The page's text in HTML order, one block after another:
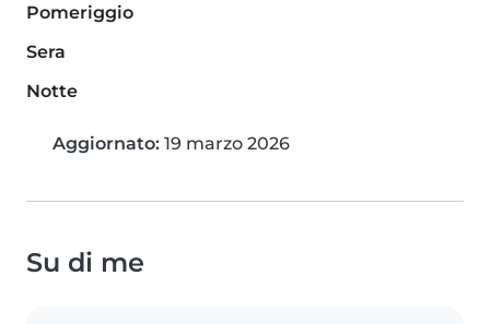
Pomeriggio
Sera
Notte
Aggiornato: 19 marzo 2026
Su di me